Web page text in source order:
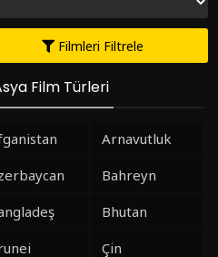
Filmleri Filtrele
Film Türleri
Arnavutluk
Bahreyn
Bhutan
Çin